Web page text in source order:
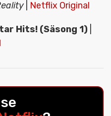
| Netflix Original
Hits! (Säsong 1)